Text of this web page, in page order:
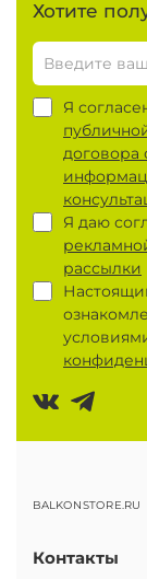
Хотите
Я
договора
Я даю
рассылки
BALKONSTORE.RU
Контакты